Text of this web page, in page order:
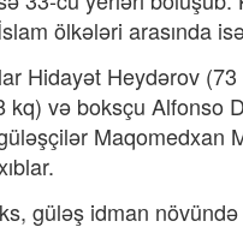
ölkələri arasında
Hidayət Heydərov
kq) və boksçu Alfonso
Maqomedxan
güləş idman növündə